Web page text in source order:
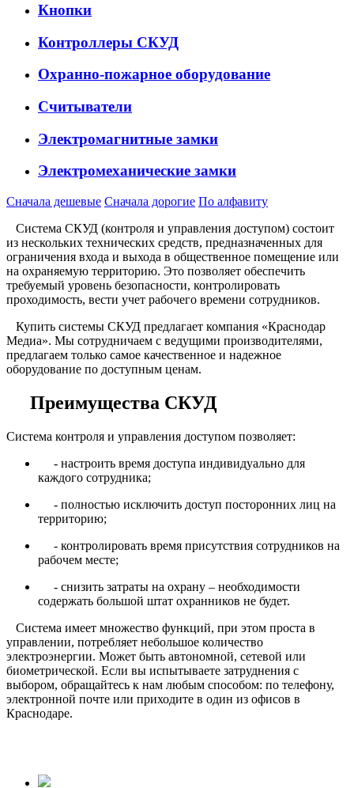
Кнопки
Контроллеры СКУД
Охранно-пожарное оборудование
Считыватели
Электромагнитные замки
Электромеханические замки
Сначала дешевые Сначала дорогие По алфавиту
Система СКУД (контроля и управления доступом) состоит
из нескольких технических средств, предназначенных для
ограничения входа и выхода в общественное помещение или
на охраняемую территорию. Это позволяет обеспечить
требуемый уровень безопасности, контролировать
проходимость, вести учет рабочего времени сотрудников.
Купить системы СКУД предлагает компания «Краснодар
Медиа». Мы сотрудничаем с ведущими производителями,
предлагаем только самое качественное и надежное
оборудование по доступным ценам.
Преимущества СКУД
Система контроля и управления доступом позволяет:
- настроить время доступа индивидуально для
каждого сотрудника;
- полностью исключить доступ посторонних лиц на
территорию;
- контролировать время присутствия сотрудников на
рабочем месте;
- снизить затраты на охрану – необходимости
содержать большой штат охранников не будет.
Система имеет множество функций, при этом проста в
управлении, потребляет небольшое количество
электроэнергии. Может быть автономной, сетевой или
биометрической. Если вы испытываете затруднения с
выбором, обращайтесь к нам любым способом: по телефону,
электронной почте или приходите в один из офисов в
Краснодаре.